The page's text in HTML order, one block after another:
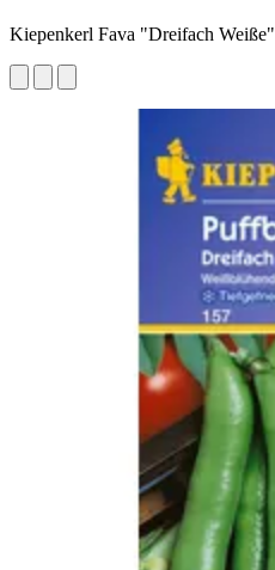
Kiepenkerl Fava "Dreifach Weiße"